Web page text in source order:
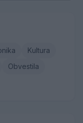
Kultura
Obvestila